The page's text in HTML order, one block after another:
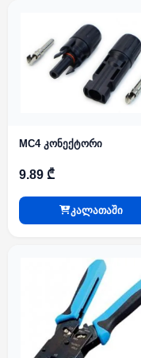
MC4 კონექტორი
9.89 ₾
კალათაში